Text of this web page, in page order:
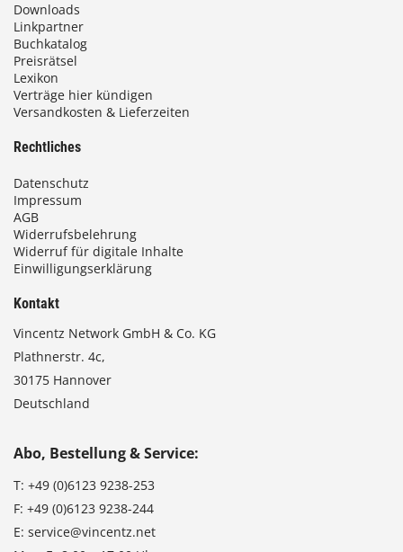
Downloads
Linkpartner
Buchkatalog
Preisrätsel
Lexikon
Verträge hier kündigen
Versandkosten & Lieferzeiten
Rechtliches
Datenschutz
Impressum
AGB
Widerrufsbelehrung
Widerruf für digitale Inhalte
Einwilligungserklärung
Kontakt
Vincentz Network GmbH & Co. KG
Plathnerstr. 4c,
30175 Hannover
Deutschland
Abo, Bestellung & Service:
T: +49 (0)6123 9238-253
F: +49 (0)6123 9238-244
E: service@vincentz.net